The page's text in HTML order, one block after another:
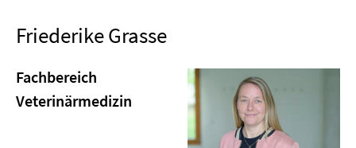
Friederike Grasse
Fachbereich
Veterinärmedizin